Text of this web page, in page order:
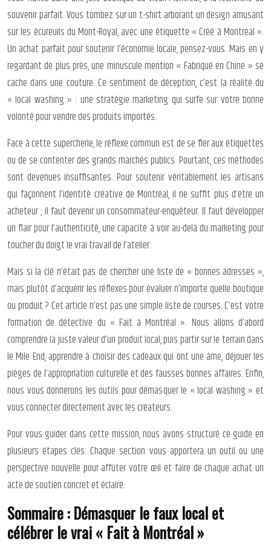
souvenir parfait. Vous tombez sur un t-shirt arborant un design amusant
sur les écureuils du Mont-Royal, avec une étiquette « Créé à Montréal ».
Un achat parfait pour soutenir l’économie locale, pensez-vous. Mais en y
regardant de plus près, une minuscule mention « Fabriqué en Chine » se
cache dans une couture. Ce sentiment de déception, c’est la réalité du
« local washing » : une stratégie marketing qui surfe sur votre bonne
volonté pour vendre des produits importés.
Face à cette supercherie, le réflexe commun est de se fier aux étiquettes
ou de se contenter des grands marchés publics. Pourtant, ces méthodes
sont devenues insuffisantes. Pour soutenir véritablement les artisans
qui façonnent l’identité créative de Montréal, il ne suffit plus d’être un
acheteur ; il faut devenir un consommateur-enquêteur. Il faut développer
un flair pour l’authenticité, une capacité à voir au-delà du marketing pour
toucher du doigt le vrai travail de l’atelier.
Mais si la clé n’était pas de chercher une liste de « bonnes adresses »,
mais plutôt d’acquérir les réflexes pour évaluer n’importe quelle boutique
ou produit ? Cet article n’est pas une simple liste de courses. C’est votre
formation de détective du « Fait à Montréal ». Nous allons d’abord
comprendre la juste valeur d’un produit local, puis partir sur le terrain dans
le Mile End, apprendre à choisir des cadeaux qui ont une âme, déjouer les
pièges de l’appropriation culturelle et des fausses bonnes affaires. Enfin,
nous vous donnerons les outils pour démasquer le « local washing » et
vous connecter directement avec les créateurs.
Pour vous guider dans cette mission, nous avons structuré ce guide en
plusieurs étapes clés. Chaque section vous apportera un outil ou une
perspective nouvelle pour affûter votre œil et faire de chaque achat un
acte de soutien concret et éclairé.
Sommaire : Démasquer le faux local et
célébrer le vrai « Fait à Montréal »